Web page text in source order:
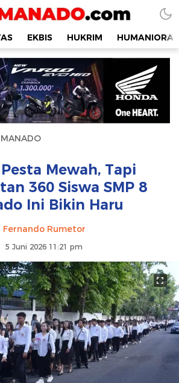
Edukatif
EKBIS HUKRIM HUMANIORA
MANADO
Mewah, Tapi
360 Siswa SMP 8
Ini Bikin Haru
Fernando Rumetor
5 Juni 2026 11:21 pm